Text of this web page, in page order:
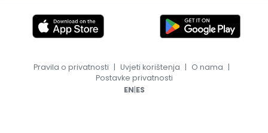
Pravila o privatnosti | Uvjeti korištenja | O nama |
Postavke privatnosti
EN|ES